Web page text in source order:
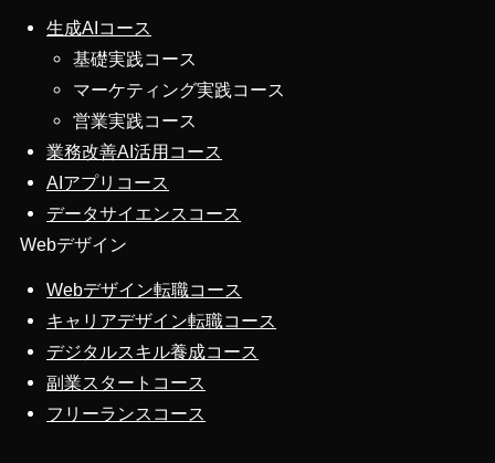
生成AIコース
基礎実践コース
マーケティング実践コース
営業実践コース
業務改善AI活用コース
AIアプリコース
データサイエンスコース
Webデザイン
Webデザイン転職コース
キャリアデザイン転職コース
デジタルスキル養成コース
副業スタートコース
フリーランスコース